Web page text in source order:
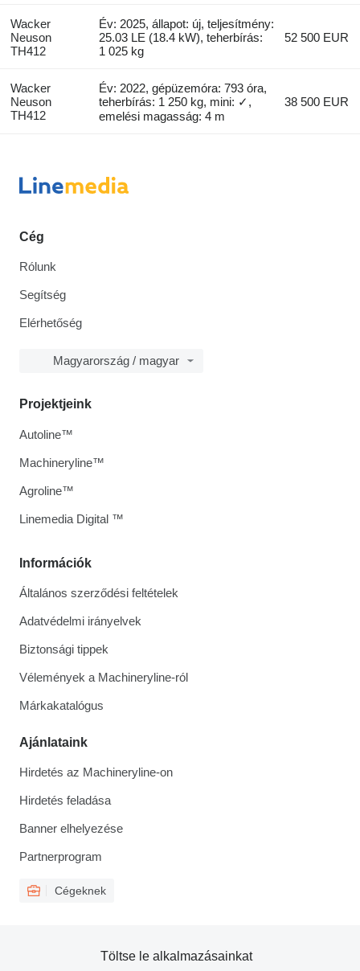
Wacker
Neuson
TH412
Év: 2025, állapot: új, teljesítmény:
25.03 LE (18.4 kW), teherbírás:
1 025 kg
52 500 EUR
Wacker
Neuson
TH412
Év: 2022, gépüzemóra: 793 óra,
teherbírás: 1 250 kg, mini: ✓,
emelési magasság: 4 m
38 500 EUR
Cég
Rólunk
Segítség
Elérhetőség
Magyarország / magyar
Információk
Általános szerződési feltételek
Adatvédelmi irányelvek
Biztonsági tippek
Vélemények a Machineryline-ról
Márkakatalógus
Ajánlataink
Hirdetés az Machineryline-on
Hirdetés feladása
Banner elhelyezése
Partnerprogram
Cégeknek
Projektjeink
Autoline™
Machineryline™
Agroline™
Linemedia Digital ™
Töltse le alkalmazásainkat